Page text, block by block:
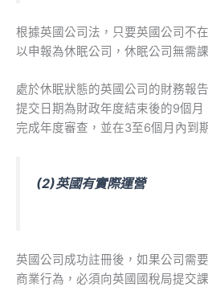
根據英國公司法，只要英國公司不
以申報為休眠公司，休眠公司無需課
處於休眠狀態的英國公司的財務報
提交日期為財政年度結束後的9個
完成年度審查，並在3至6個月內到
(2)英國有實際運營
英國公司成功註冊後，如果公司需
商業行為，必須向英國國稅局提交